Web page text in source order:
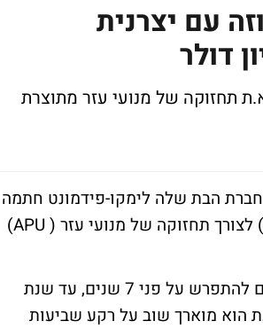
עם יצרנית
תספק ת.א.ת תחזוקה של מנועי עזר מתוצרת
חברת הבת שלה לימקו-פידמונט חתמה
על חוזה להארכת חוזה שלה עם יצרנית המטוסים פוקר (Fokker) לצורך תחזוקה של מנועי עזר ( APU)
ההיקף הכספי של החוזה מוערך על כ-11 מיליון דולר אשר צפויים להתפרש על פני 7 שנים, עד שנת
המקורי בין הצדדים נחתם כבר באפריל 2000 וכעת הוא מוארך שוב על רקע שביעות